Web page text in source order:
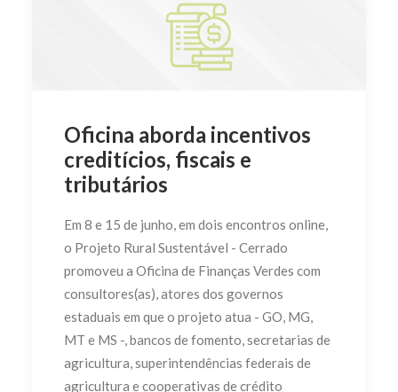
Oficina aborda incentivos
creditícios, fiscais e
tributários
Em 8 e 15 de junho, em dois encontros online,
o Projeto Rural Sustentável - Cerrado
promoveu a Oficina de Finanças Verdes com
consultores(as), atores dos governos
estaduais em que o projeto atua - GO, MG,
MT e MS -, bancos de fomento, secretarias de
agricultura, superintendências federais de
agricultura e cooperativas de crédito